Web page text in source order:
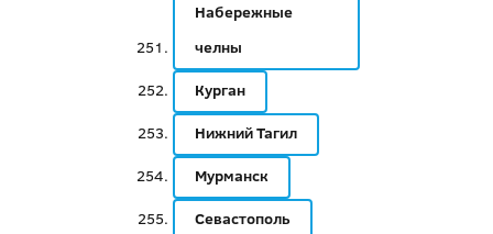
Набережные
челны
Курган
Нижний Тагил
Мурманск
Севастополь